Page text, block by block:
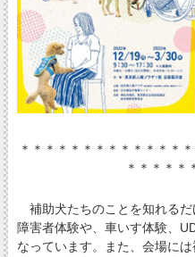
＊＊＊＊＊＊＊＊＊＊＊＊＊
＊＊＊＊＊
補助犬たちのことを知れる
障害者体験や、車いす体験、
なっています。また、会場に